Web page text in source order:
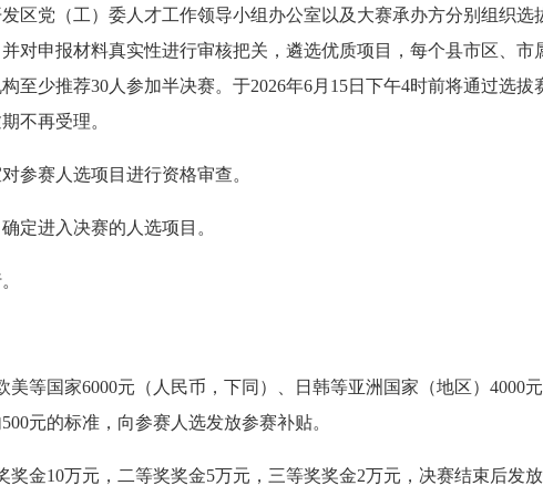
区党（工）委人才工作领导小组办公室以及大赛承办方分别组织选
对申报材料真实性进行审核把关，遴选优质项目，每个县市区、市
至少推荐30人参加半决赛。于2026年6月15日下午4时前将通过选拔
不再受理。
参赛人选项目进行资格审查。
定进入决赛的人选项目。
等国家6000元（人民币，下同）、日韩等亚洲国家（地区）4000元
元的标准，向参赛人选发放参赛补贴。
金10万元，二等奖奖金5万元，三等奖奖金2万元，决赛结束后发